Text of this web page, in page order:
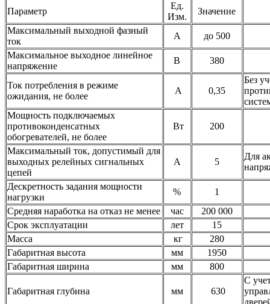
Параметр
Ед.
Изм.
Значение
Максимальный выходной фазный
ток
А
до 500
Максимальное выходное линейное
напряжение
В 380
Ток потребления в режиме
ожидания, не более
А 0,35
Без
Мощность подключаемых
противоконденсатных
обогревателей, не более
Вт 200
Максимальный ток, допустимый для
выходных релейных сигнальных
цепей
А 5
Для
Дескретность задания мощности
нагрузки
%
1
Средняя наработка на отказ не менее
час
200 000
Срок эксплуатации
лет
15
Масса
кг
280
Габаритная высота
мм
1950
Габаритная ширина
мм 800
Габаритная глубина мм 630
С